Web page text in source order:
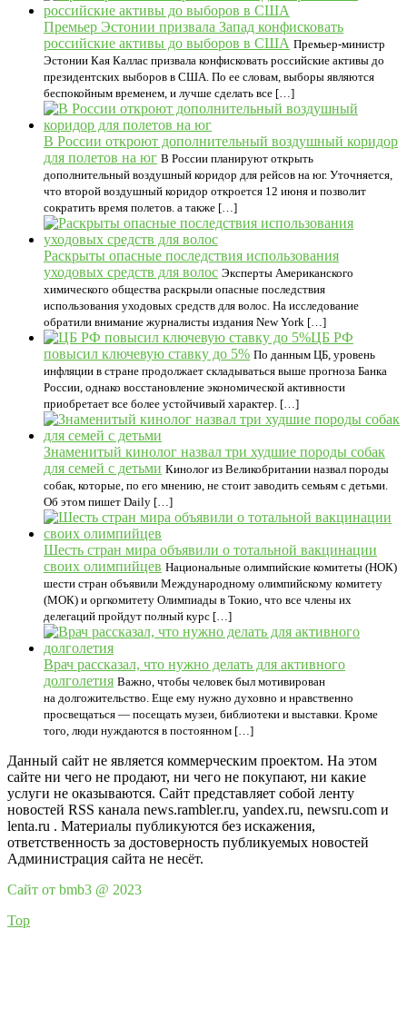
Премьер Эстонии призвала Запад конфисковать
российские активы до выборов в США Премьер-министр
Эстонии Кая Каллас призвала конфисковать российские активы до
президентских выборов в США. По ее словам, выборы являются
беспокойным временем, и лучше сделать все […]
В России откроют дополнительный воздушный коридор
для полетов на юг В России планируют открыть
дополнительный воздушный коридор для рейсов на юг. Уточняется,
что второй воздушный коридор откроется 12 июня и позволит
сократить время полетов. а также […]
Раскрыты опасные последствия использования
уходовых средств для волос Эксперты Американского
химического общества раскрыли опасные последствия
использования уходовых средств для волос. На исследование
обратили внимание журналисты издания New York […]
ЦБ РФ
повысил ключевую ставку до 5% По данным ЦБ, уровень
инфляции в стране продолжает складываться выше прогноза Банка
России, однако восстановление экономической активности
приобретает все более устойчивый характер. […]
Знаменитый кинолог назвал три худшие породы собак
для семей с детьми Кинолог из Великобритании назвал породы
собак, которые, по его мнению, не стоит заводить семьям с детьми.
Об этом пишет Daily […]
Шесть стран мира объявили о тотальной вакцинации
своих олимпийцев Национальные олимпийские комитеты (НОК)
шести стран объявили Международному олимпийскому комитету
(МОК) и оргкомитету Олимпиады в Токио, что все члены их
делегаций пройдут полный курс […]
Врач рассказал, что нужно делать для активного
долголетия Важно, чтобы человек был мотивирован
на долгожительство. Еще ему нужно духовно и нравственно
просвещаться — посещать музеи, библиотеки и выставки. Кроме
того, люди нуждаются в постоянном […]
Данный сайт не является коммерческим проектом. На этом
сайте ни чего не продают, ни чего не покупают, ни какие
услуги не оказываются. Сайт представляет собой ленту
новостей RSS канала news.rambler.ru, yandex.ru, newsru.com и
lenta.ru . Материалы публикуются без искажения,
ответственность за достоверность публикуемых новостей
Администрация сайта не несёт.
Сайт от bmb3 @ 2023
Top